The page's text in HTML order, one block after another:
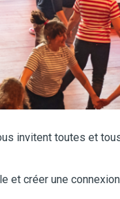
invitent toutes et
et créer une